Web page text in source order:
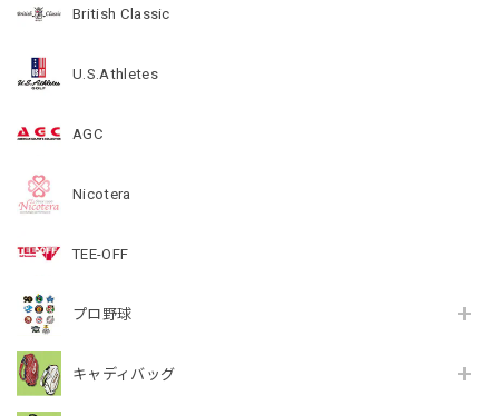
British Classic
U.S.Athletes
AGC
Nicotera
TEE-OFF
プロ野球
キャディバッグ